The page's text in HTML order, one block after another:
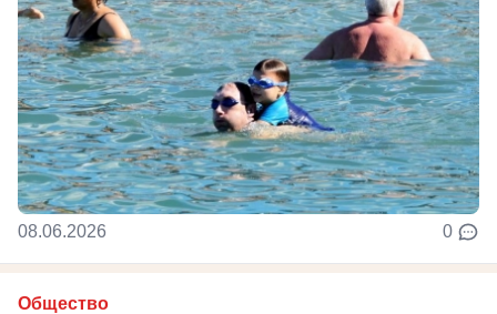
08.06.2026 0
Общество